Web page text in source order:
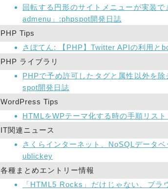
回転する円形のサイトメニューが実装
admenu」:phpspot開発日誌
PHP Tips
さぼてん: 【PHP】Twitter APIの利用と
PHP ライブラリ
PHPで予め許可したタグと属性以外を
spot開発日誌
WordPress Tips
HTMLをWPテーマ化する時の手順リス
IT関連ニュース
さくらインターネット、NoSQLデータ
ublickey
各種まとめエントリー情報
「HTML5 Rocks」だけじゃない、ブ